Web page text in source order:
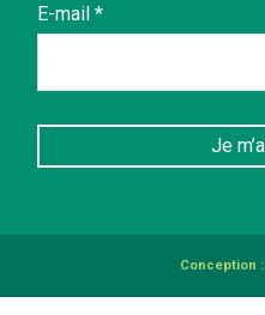
E-mail *
Conception :